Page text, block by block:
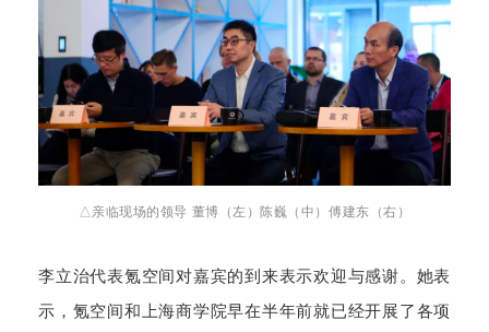
△亲临现场的领导 董博（左）陈巍（中）傅建东（右）
李立治代表氪空间对嘉宾的到来表示欢迎与感谢。她表
示，氪空间和上海商学院早在半年前就已经开展了各项